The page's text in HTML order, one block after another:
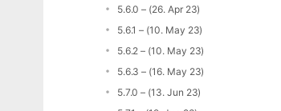
5.6.0 – (26. Apr 23)
5.6.1 – (10. May 23)
5.6.2 – (10. May 23)
5.6.3 – (16. May 23)
5.7.0 – (13. Jun 23)